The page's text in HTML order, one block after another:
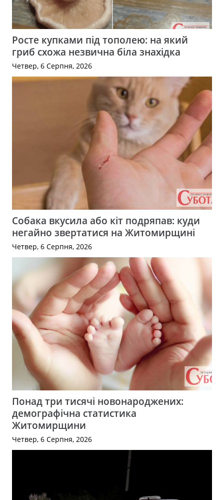
Росте купками під тополею: на який
гриб схожа незвична біла знахідка
Четвер, 6 Серпня, 2026
Собака вкусила або кіт подряпав: куди
негайно звертатися на Житомирщині
Четвер, 6 Серпня, 2026
Понад три тисячі новонароджених:
демографічна статистика
Житомирщини
Четвер, 6 Серпня, 2026